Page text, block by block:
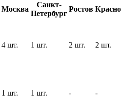
Москва
Санкт-
Петербург
Ростов
4 шт. 1 шт. 2 шт. 2 шт.
1 шт. 1 шт. - -